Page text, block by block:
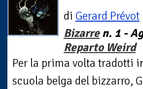
di Gerard Prévot
Bizarren. 1 -
Reparto Weird
Per la prima volta tradotti
scuola belga del bizzarro,